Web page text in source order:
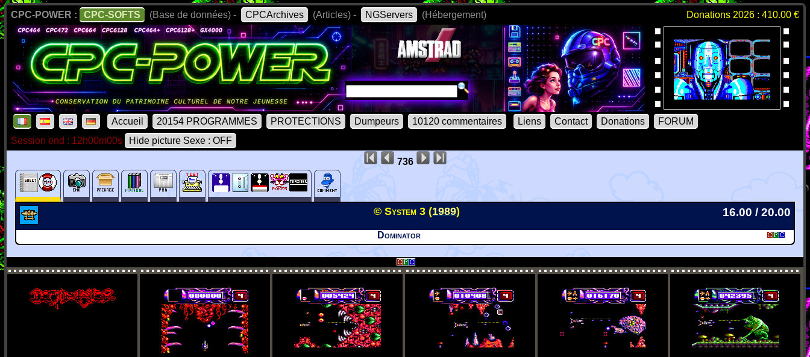
CPC-POWER : CPC-SOFTS (Base de données) - CPCArchives (Articles) - NGServers (Hébergement) Donations 2026 : 410.00 €
Accueil 20154 PROGRAMMES PROTECTIONS Dumpeurs 10120 commentaires Liens Contact Donations
FORUM
Session end : 12h00m00s
Hide picture Sexe : OFF
736
© System 3 (1989) 16.00 / 20.00
Dominator